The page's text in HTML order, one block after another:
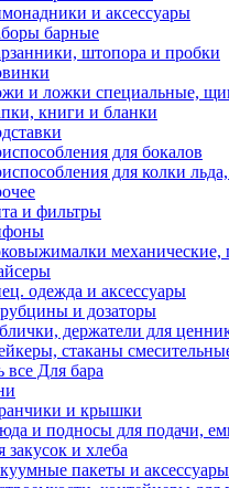
и аксессуары
барные
штопора и пробки
и ложки специальные,
книги и бланки
для бокалов
для колки
и фильтры
механические,
одежда и аксессуары
и дозаторы
держатели для
стаканы
все Для бара
и крышки
и подносы для подачи,
закусок и хлеба
пакеты и